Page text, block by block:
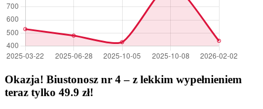
Okazja! Biustonosz nr 4 – z lekkim wypełnieniem
teraz tylko 49.9 zł!